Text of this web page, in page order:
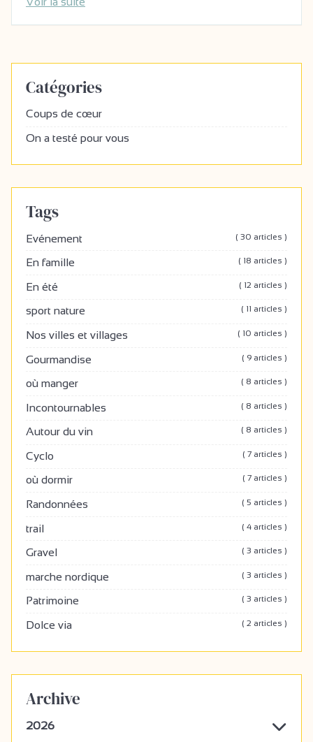
Catégories
Coups de cœur
On a testé pour vous
Tags
Evénement ( 30 articles )
En famille ( 18 articles )
En été ( 12 articles )
sport nature ( 11 articles )
Nos villes et villages ( 10 articles )
Gourmandise ( 9 articles )
où manger ( 8 articles )
Incontournables ( 8 articles )
Autour du vin ( 8 articles )
Cyclo ( 7 articles )
où dormir ( 7 articles )
Randonnées ( 5 articles )
trail ( 4 articles )
Gravel ( 3 articles )
marche nordique ( 3 articles )
Patrimoine ( 3 articles )
Dolce via ( 2 articles )
Archive
2026